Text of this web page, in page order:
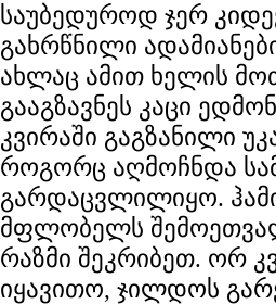
საუბედუროდ ჯერ
გახრწნილი
ახლაც ამით ხელის
გააგზავნეს კაცი
კვირაში გაგზანილი
როგორც აღმოჩნდა
გარდაცვლილიყო.
მფლობელს
რაზმი შეკრიბეთ. ორ
იყავითო, ჯილდოს